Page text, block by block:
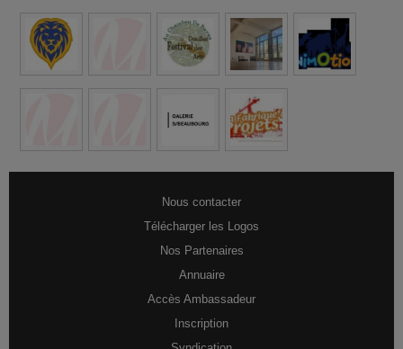
Nous contacter
Télécharger les Logos
Nos Partenaires
Annuaire
Accès Ambassadeur
Inscription